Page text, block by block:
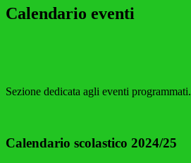
Calendario eventi
Sezione dedicata agli eventi programmati.
Calendario scolastico 2024/25